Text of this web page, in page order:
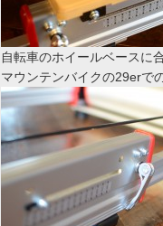
自転車のホイールベースに
マウンテンバイクの29erで